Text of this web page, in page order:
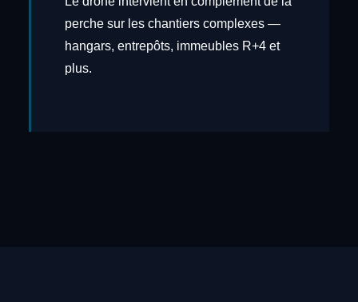
perche sur les chantiers complexes —
hangars, entrepôts, immeubles R+4 et
plus.